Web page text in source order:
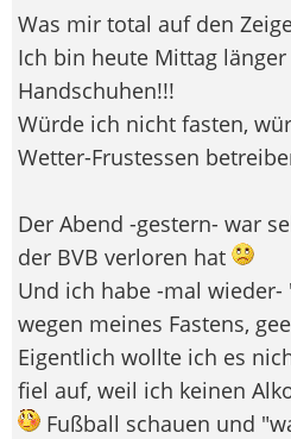
Was mir total auf den
Ich bin heute Mittag
Handschuhen!!!
Würde ich nicht fasten,
Wetter-Frustessen
Der Abend -gestern- war
der BVB verloren hat
Und ich habe -mal
wegen meines Fastens,
Eigentlich wollte ich es
fiel auf, weil ich keinen
Fußball schauen und